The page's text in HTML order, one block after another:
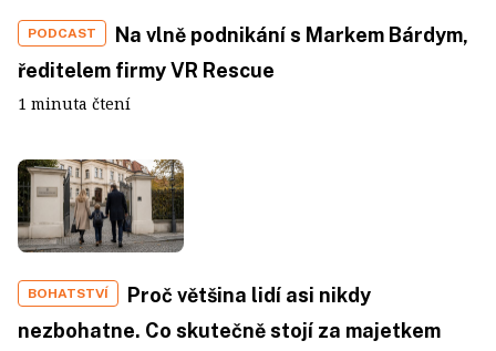
PODCAST
Na vlně podnikání s Markem Bárdym,
ředitelem firmy VR Rescue
1 minuta čtení
BOHATSTVÍ
Proč většina lidí asi nikdy
nezbohatne. Co skutečně stojí za majetkem